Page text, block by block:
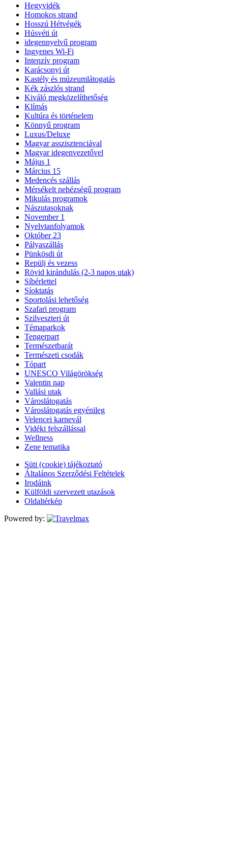
Hegyvidék
Homokos strand
Hosszú Hétvégék
Húsvéti út
idegennyelvű program
Ingyenes Wi-Fi
Intenzív program
Karácsonyi út
Kastély és múzeumlátogatás
Kék zászlós strand
Kiváló megközelíthetőség
Klímás
Kultúra és történelem
Könnyű program
Luxus/Deluxe
Magyar asszisztenciával
Magyar idegenvezetővel
Május 1
Március 15
Medencés szállás
Mérsékelt nehézségű program
Mikulás programok
Nászutasoknak
November 1
Nyelvtanfolyamok
Október 23
Pályaszállás
Pünkösdi út
Repülj és vezess
Rövid kirándulás (2-3 napos utak)
Síbérlettel
Síoktatás
Sportolási lehetőség
Szafari program
Szilveszteri út
Témaparkok
Tengerpart
Természetbarát
Természeti csodák
Tópart
UNESCO Világörökség
Valentin nap
Vallási utak
Városlátogatás
Városlátogatás egyénileg
Velencei karnevál
Vidéki felszállással
Wellness
Zene tematika
Süti (cookie) tájékoztató
Általános Szerződési Feltételek
Irodáink
Külföldi szervezett utazások
Oldaltérkép
Powered by: